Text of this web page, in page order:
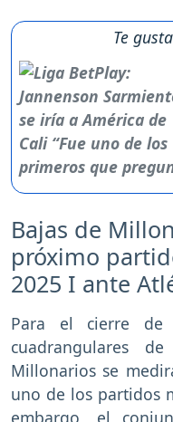
Te
Bajas de
próximo
2025 I ante
Para el cierre
cuadrangulares
Millonarios se
uno de los partidos